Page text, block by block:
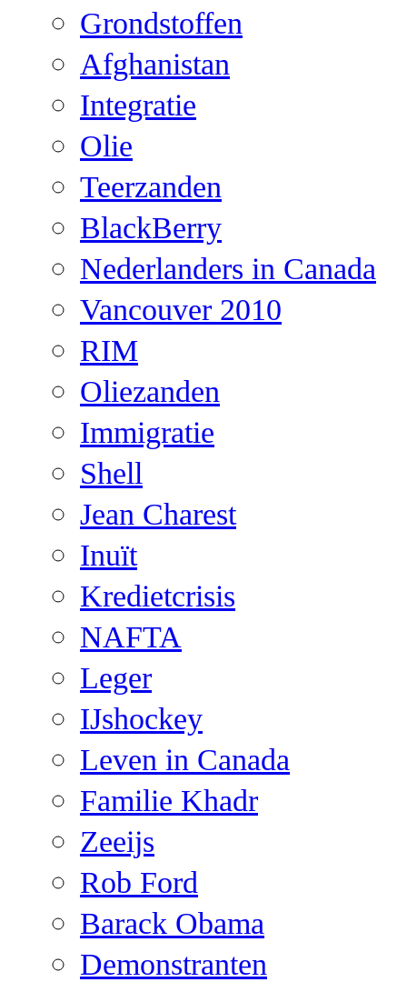
Grondstoffen
Afghanistan
Integratie
Olie
Teerzanden
BlackBerry
Nederlanders in Canada
Vancouver 2010
RIM
Oliezanden
Immigratie
Shell
Jean Charest
Inuït
Kredietcrisis
NAFTA
Leger
IJshockey
Leven in Canada
Familie Khadr
Zeeijs
Rob Ford
Barack Obama
Demonstranten